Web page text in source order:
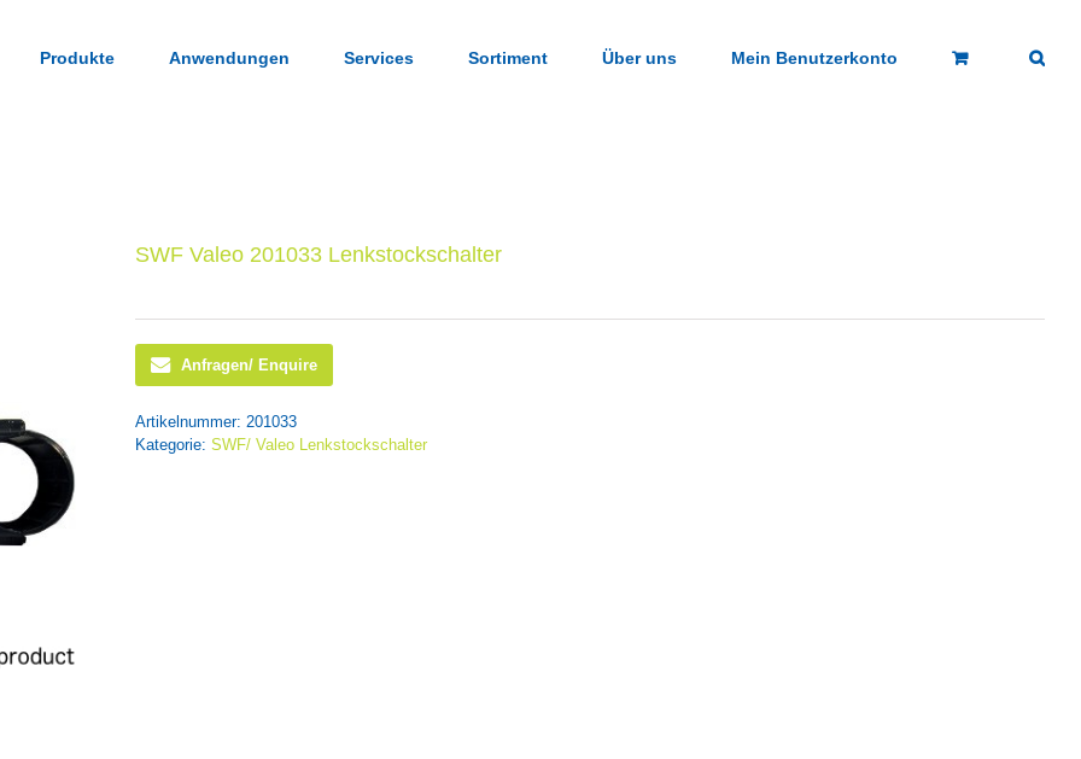
Produkte Anwendungen Services Sortiment Über uns Mein Benutzerkonto
SWF Valeo 201033 Lenkstockschalter
Anfragen/ Enquire
Artikelnummer: 201033
Kategorie: SWF/ Valeo Lenkstockschalter